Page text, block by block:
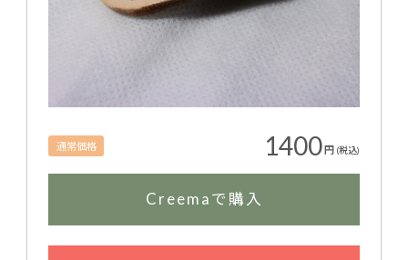
通常価格 1400 円 (税込)
Creemaで購入